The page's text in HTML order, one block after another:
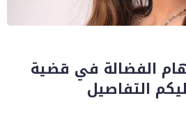
الفضالة في قضية
التفاصيل